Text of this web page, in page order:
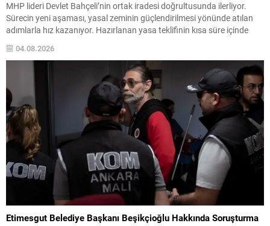
MHP lideri Devlet Bahçeli’nin ortak iradesi doğrultusunda ilerliyor.
Sürecin yeni aşaması, yasal zeminin güçlendirilmesi yönünde atılan
adımlarla hız kazanıyor. Hazırlanan yasa teklifinin kısa süre içinde
Meclis gündemine taşınması bekleniyor; ortak imzalarla sunulacak
teklifin, toplumsal dayanışma ve bütünleşmeyi hedeflediği
04.08.2026
Etimesgut Belediye Başkanı Beşikçioğlu Hakkında Soruşturma